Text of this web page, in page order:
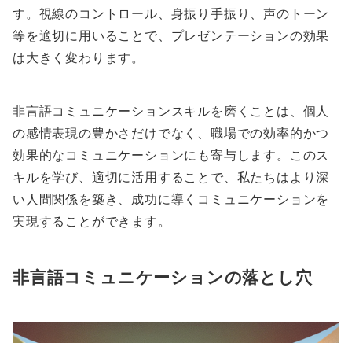
す。視線のコントロール、身振り手振り、声のトーン
等を適切に用いることで、プレゼンテーションの効果
は大きく変わります。
非言語コミュニケーションスキルを磨くことは、個人
の感情表現の豊かさだけでなく、職場での効率的かつ
効果的なコミュニケーションにも寄与します。このス
キルを学び、適切に活用することで、私たちはより深
い人間関係を築き、成功に導くコミュニケーションを
実現することができます。
非言語コミュニケーションの落とし穴